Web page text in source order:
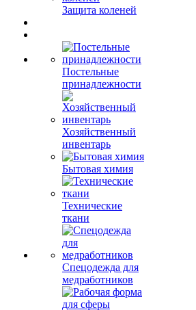
Защита коленей
Постельные
принадлежности
Хозяйственный
инвентарь
Бытовая химия
Технические
ткани
Спецодежда для
медработников